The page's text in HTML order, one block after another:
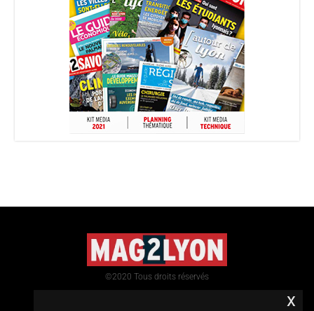
©2020 Tous droits réservés
x